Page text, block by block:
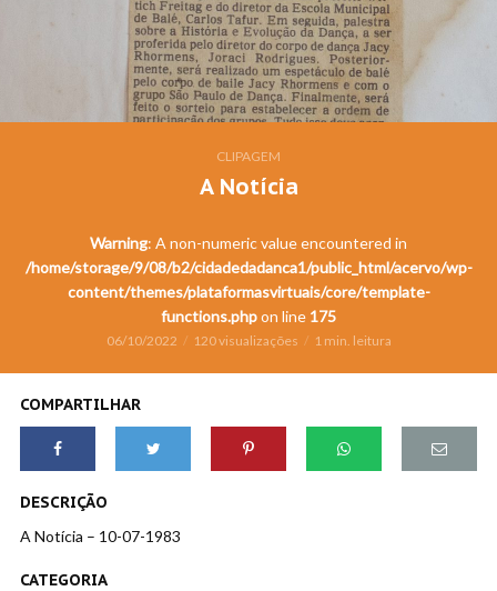
CLIPAGEM
A Notícia
Warning: A non-numeric value encountered in
/home/storage/9/08/b2/cidadedadanca1/public_html/acervo/wp-
content/themes/plataformasvirtuais/core/template-
functions.phpon line 175
06/10/2022 120 visualizações 1 min. leitura
COMPARTILHAR
DESCRIÇÃO
A Notícia – 10-07-1983
CATEGORIA